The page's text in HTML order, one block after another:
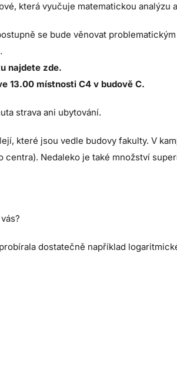
která vyučuje matematickou analýzu
se bude věnovat
najdete zde.
13.00 místnosti C4 v budově C.
strava ani ubytování.
, které jsou vedle budovy fakulty. V
centra). Nedaleko je také množství
dostatečně například